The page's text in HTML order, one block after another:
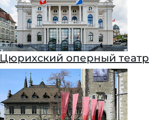
Цюрихский оперный театр